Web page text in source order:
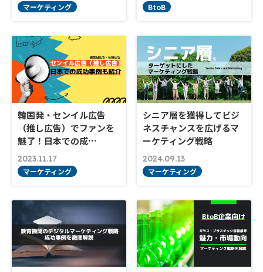
マーケティング BtoB
韓国発・センイル広告
（推し広告）でファンを
魅了！日本での成…
2023.11.17
マーケティング
シニア層を獲得してビジ
ネスチャンスを広げるマ
ーケティング戦略
2024.09.13
マーケティング